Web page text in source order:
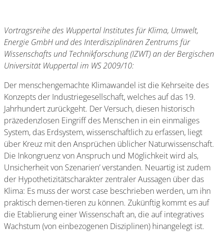
Vortragsreihe des Wuppertal Institutes für Klima, Umwelt,
Energie GmbH und des Interdisziplinären Zentrums für
Wissenschafts und Technikforschung (IZWT) an der Bergischen
Universität Wuppertal im WS 2009/10:
Der menschengemachte Klimawandel ist die Kehrseite des
Konzepts der Industriegesellschaft, welches auf das 19.
Jahrhundert zurückgeht. Der Versuch, diesen historisch
präzedenzlosen Eingriff des Menschen in ein einmaliges
System, das Erdsystem, wissenschaftlich zu erfassen, liegt
über Kreuz mit den Ansprüchen üblicher Naturwissenschaft.
Die Inkongruenz von Anspruch und Möglichkeit wird als‚
Unsicherheit von Szenarien’ verstanden. Neuartig ist zudem
der Hypothetizitätscharakter zentraler Aussagen über das
Klima: Es muss der worst case beschrieben werden, um ihn
praktisch demen-tieren zu können. Zukünftig kommt es auf
die Etablierung einer Wissenschaft an, die auf integratives
Wachstum (von einbezogenen Disziplinen) hinangelegt ist.